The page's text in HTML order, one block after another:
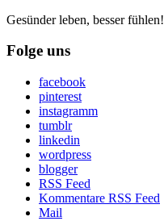
Gesünder leben, besser fühlen!
Folge uns
facebook
pinterest
instagramm
tumblr
linkedin
wordpress
blogger
RSS Feed
Kommentare RSS Feed
Mail